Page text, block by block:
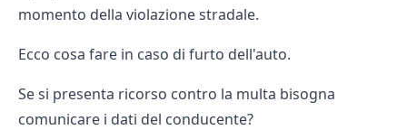
momento della violazione stradale.
Ecco cosa fare in caso di furto dell'auto.
Se si presenta ricorso contro la multa bisogna
comunicare i dati del conducente?